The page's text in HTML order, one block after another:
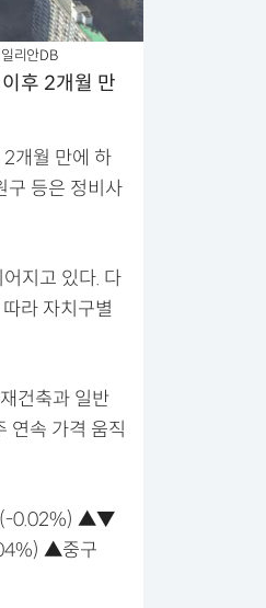
리안DB
후 2개월 만
개월 만에 하
구 등은 정비사
지고 있다. 다
라 자치구별
건축과 일반
연속 가격 움직
(-0.02%) ▲▼
▲중구